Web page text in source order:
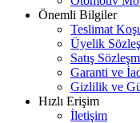
Önemli Bilgiler
Teslimat
Üyelik
Satış
Garanti ve
Gizlilik ve
Hızlı Erişim
İletişim